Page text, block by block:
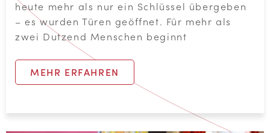
heute mehr als nur ein Schlüssel übergeben
– es wurden Türen geöffnet. Für mehr als
zwei Dutzend Menschen beginnt
MEHR ERFAHREN